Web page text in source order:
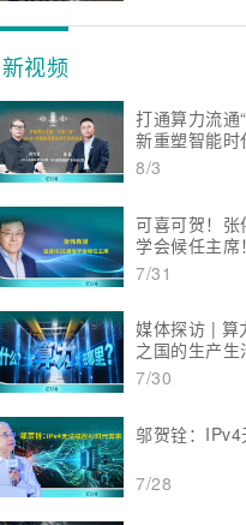
视频
打通算力流通
新重塑智能时
8/3
可喜可贺！张
学会候任主席！
7/31
媒体探访 | 算
之国的生产生
7/30
邬贺铨：
7/28